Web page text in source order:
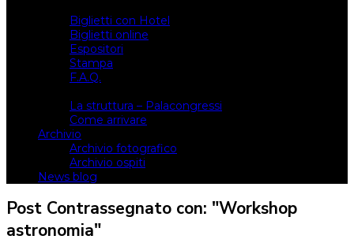
Biglietti con Hotel
Biglietti online
Espositori
Stampa
F.A.Q.
La struttura – Palacongressi
Come arrivare
Archivio
Archivio fotografico
Archivio ospiti
News blog
Post Contrassegnato con: "Workshop
astronomia"